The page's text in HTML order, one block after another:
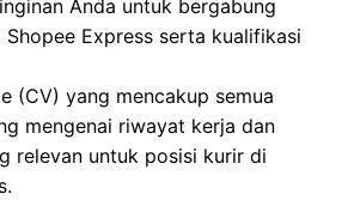
Anda untuk bergabung
Express serta kualifikasi
(CV) yang mencakup semua
mengenai riwayat kerja dan
relevan untuk posisi kurir di